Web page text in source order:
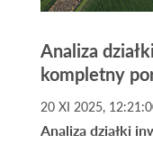
Analiza
kompletny
20 XI 2025,
Analiza działki